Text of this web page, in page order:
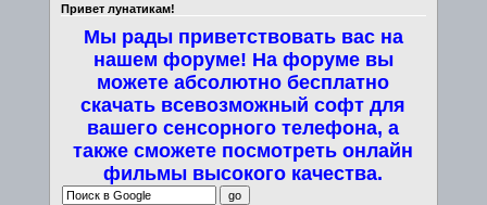
Привет лунатикам!
Мы рады приветствовать вас на
нашем форуме! На форуме вы
можете абсолютно бесплатно
скачать всевозможный софт для
вашего сенсорного телефона, а
также сможете посмотреть онлайн
фильмы высокого качества.